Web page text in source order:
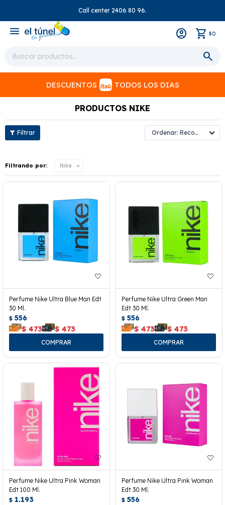
Call center 2406 80 96.
menu $0
DESCUENTOS TODOS LOS DIAS
PRODUCTOS NIKE
Recomendados
Filtrando por: Nike
Perfume Nike Ultra Blue Man Edt
30 Ml.
$ 556
$ 473 $ 473
Perfume Nike Ultra Green Man
Edt 30 Ml.
$ 556
$ 473 $ 473
Perfume Nike Ultra Pink Woman
Edt 100 Ml.
$ 1.193
Perfume Nike Ultra Pink Woman
Edt 30 Ml.
$ 556
close